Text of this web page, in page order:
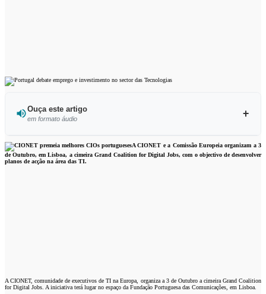
Ouça este artigo
em formato áudio
Ouvir este artigo
A CIONET e a Comissão Europeia organizam a 3
de Outubro, em Lisboa, a cimeira Grand Coalition for Digital Jobs, com o objectivo de desenvolver
planos de acção na área das TI.
A CIONET, comunidade de executivos de TI na Europa, organiza a 3 de Outubro a cimeira Grand Coalition
for Digital Jobs. A iniciativa terá lugar no espaço da Fundação Portuguesa das Comunicações, em Lisboa.